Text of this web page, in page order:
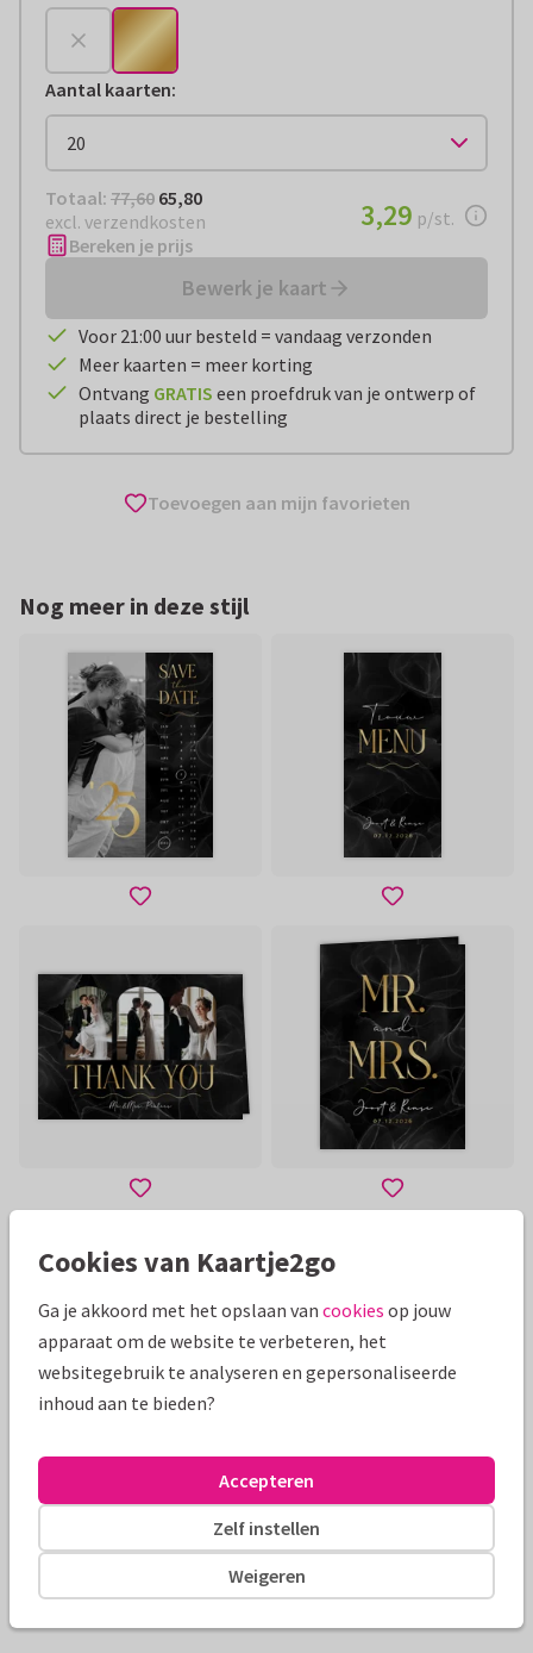
+€ 0,99
Aantal kaarten:
Totaal: € 65,80
Totaal: 77,60 65,80
excl. verzendkosten
€ 3,29per stuk
3,29 p/st.
Bereken je prijs
Bewerk je kaart
Voor 21:00 uur besteld = vandaag verzonden
Meer kaarten = meer korting
Ontvang GRATIS een proefdruk van je ontwerp of
plaats direct je bestelling
Toevoegen aan mijn favorieten
Nog meer in deze stijl
Toon meer
Mooie extra's bij je kaart
Cookies van Kaartje2go
Ga je akkoord met het opslaan van cookies op jouw
apparaat om de website te verbeteren, het
websitegebruik te analyseren en gepersonaliseerde
inhoud aan te bieden?
Weigeren
Zelf instellen
Accepteren